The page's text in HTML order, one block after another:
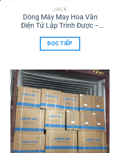
JACK
Dòng Máy May Hoa Văn
Điện Tử Lập Trình Được –
ĐỌC TIẾP